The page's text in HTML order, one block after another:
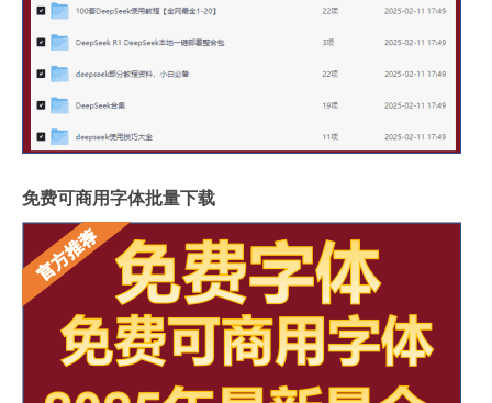
免费可商用字体批量下载